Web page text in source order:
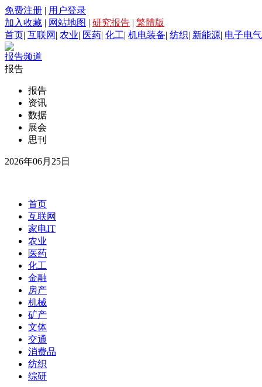
免费注册 | 用户登录
加入收藏 | 网站地图 | 研究报告 | 繁體版
首页| 互联网 | 农业| 医药| 化工| 机电装备| 纺织| 新能源| 电子电气
报告频道
报告
报告
资讯
数据
展会
思刊
2026年06月25日
首页
互联网
家电IT
农业
医药
化工
金融
房产
机械
矿产
文体
交通
消费品
纺织
综研